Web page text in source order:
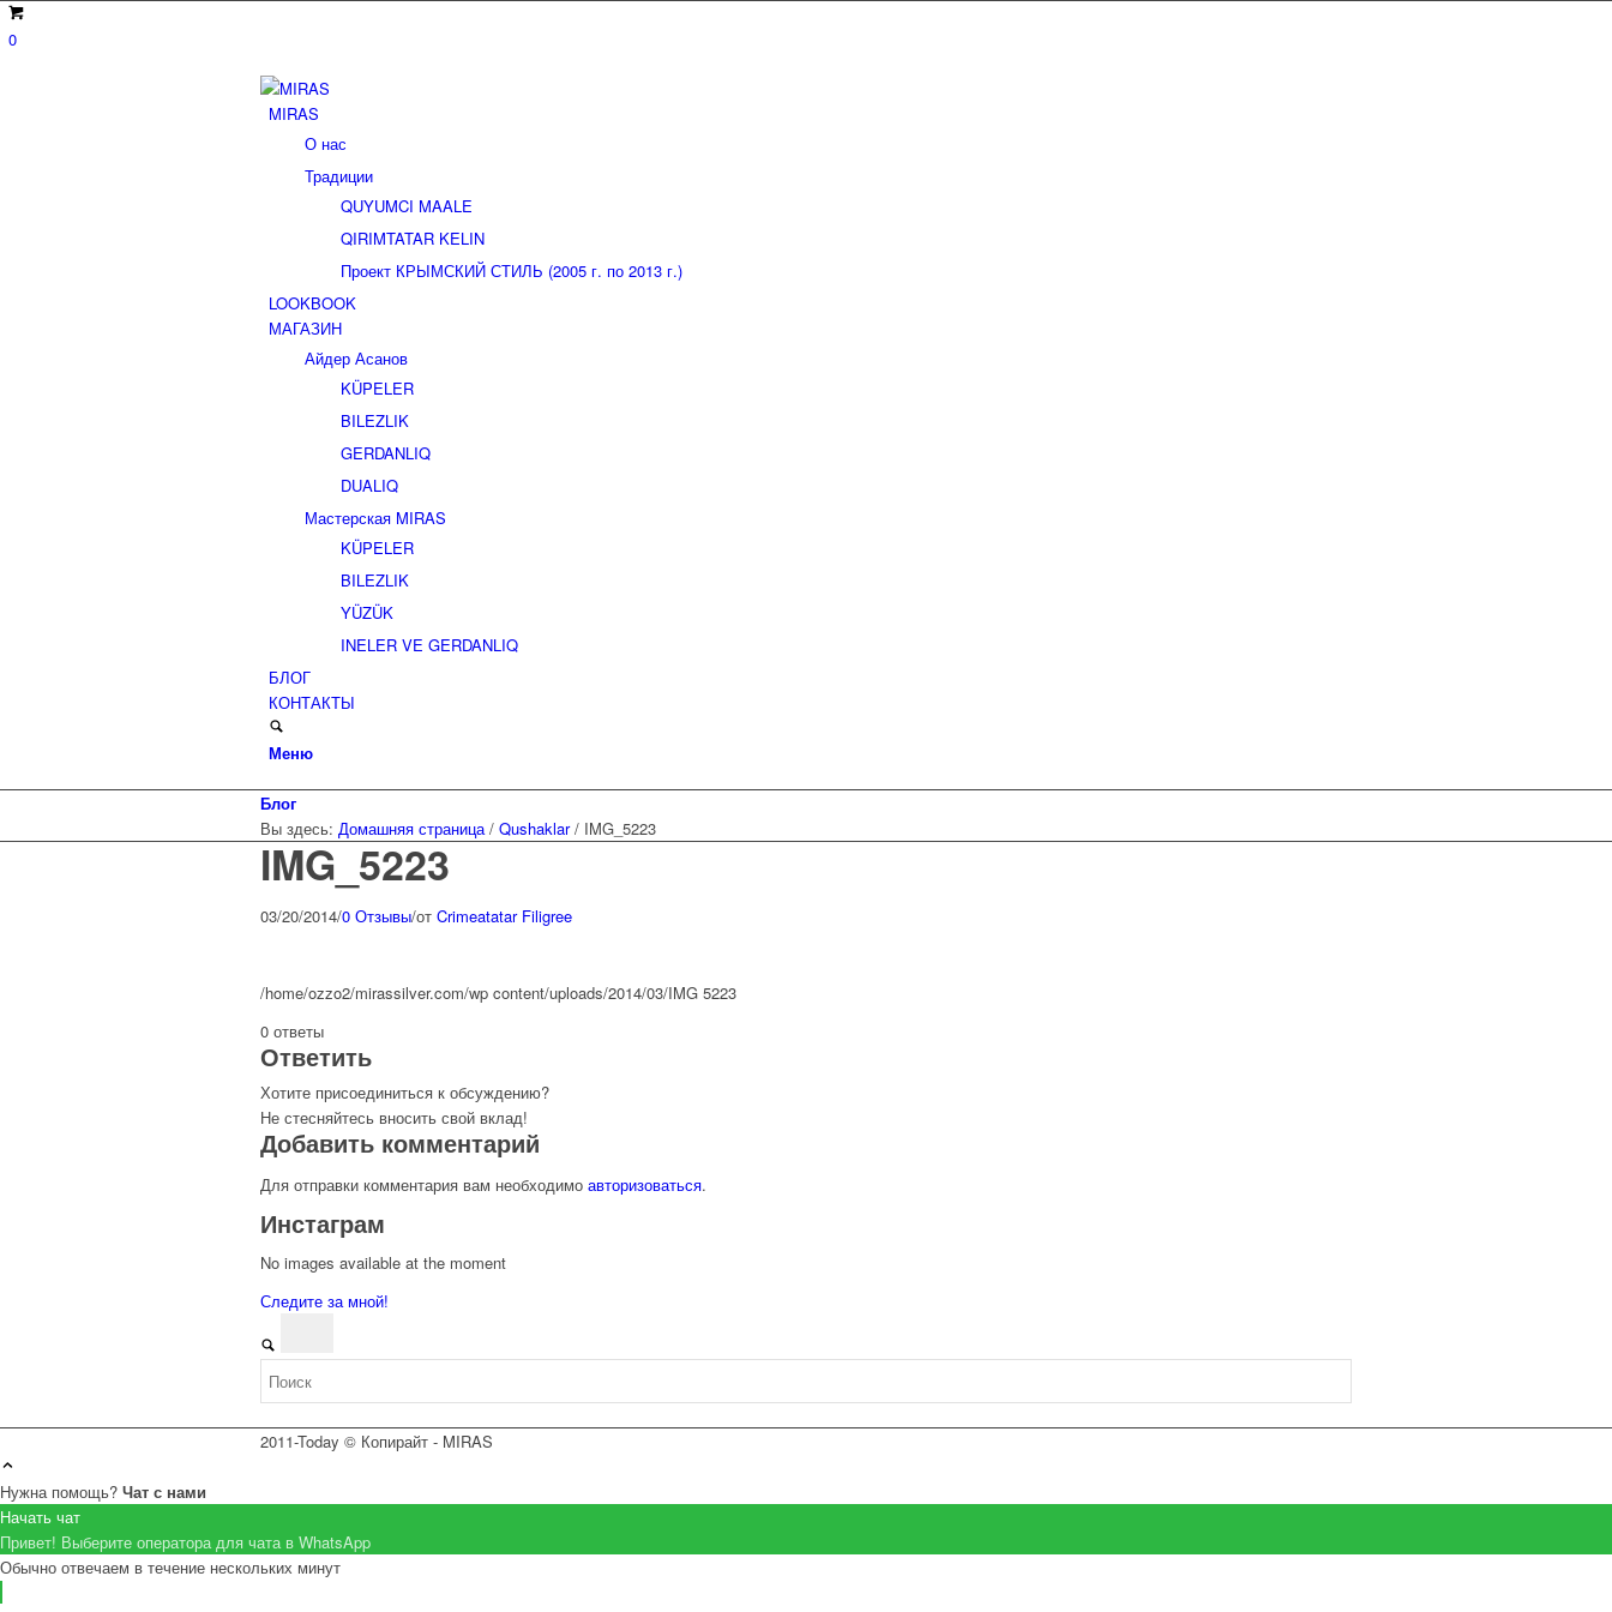
0
MIRAS
О нас
Традиции
QUYUMCI MAALE
QIRIMTATAR KELIN
Проект КРЫМСКИЙ СТИЛЬ (2005 г. по 2013 г.)
LOOKBOOK
МАГАЗИН
Айдер Асанов
KÜPELER
BILEZLIK
GERDANLIQ
DUALIQ
Мастерская MIRAS
KÜPELER
BILEZLIK
YÜZÜK
INELER VE GERDANLIQ
БЛОГ
КОНТАКТЫ
Меню
Блог
Вы здесь: Домашняя страница / Qushaklar / IMG_5223
IMG_5223
03/20/2014/0 Отзывы/от Crimeatatar Filigree
/home/ozzo2/mirassilver.com/wp content/uploads/2014/03/IMG 5223
0 ответы
Ответить
Хотите присоединиться к обсуждению?
Не стесняйтесь вносить свой вклад!
Добавить комментарий
Для отправки комментария вам необходимо авторизоваться.
Инстаграм
No images available at the moment
Следите за мной!
2011-Today © Копирайт - MIRAS
Нужна помощь? Чат с нами
Начать чат
Привет! Выберите оператора для чата в WhatsApp
Обычно отвечаем в течение нескольких минут